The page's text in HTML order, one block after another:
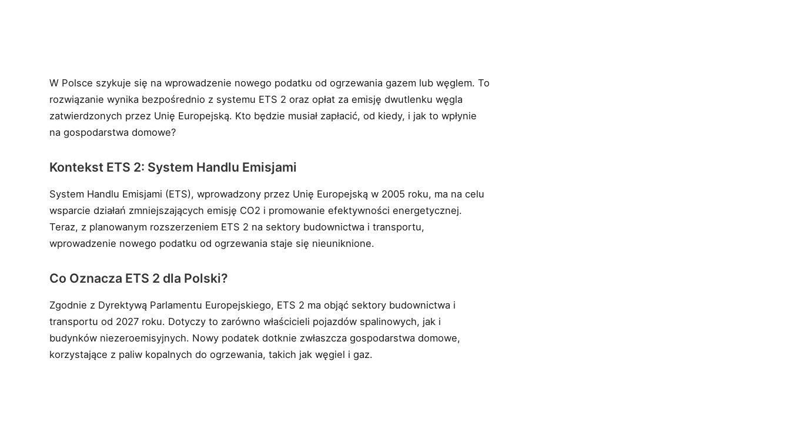
W Polsce szykuje się na wprowadzenie nowego podatku od ogrzewania gazem lub węglem. To
rozwiązanie wynika bezpośrednio z systemu ETS 2 oraz opłat za emisję dwutlenku węgla
zatwierdzonych przez Unię Europejską. Kto będzie musiał zapłacić, od kiedy, i jak to wpłynie
na gospodarstwa domowe?
Kontekst ETS 2: System Handlu Emisjami
System Handlu Emisjami (ETS), wprowadzony przez Unię Europejską w 2005 roku, ma na celu
wsparcie działań zmniejszających emisję CO2 i promowanie efektywności energetycznej.
Teraz, z planowanym rozszerzeniem ETS 2 na sektory budownictwa i transportu,
wprowadzenie nowego podatku od ogrzewania staje się nieuniknione.
Co Oznacza ETS 2 dla Polski?
Zgodnie z Dyrektywą Parlamentu Europejskiego, ETS 2 ma objąć sektory budownictwa i
transportu od 2027 roku. Dotyczy to zarówno właścicieli pojazdów spalinowych, jak i
budynków niezeroemisyjnych. Nowy podatek dotknie zwłaszcza gospodarstwa domowe,
korzystające z paliw kopalnych do ogrzewania, takich jak węgiel i gaz.